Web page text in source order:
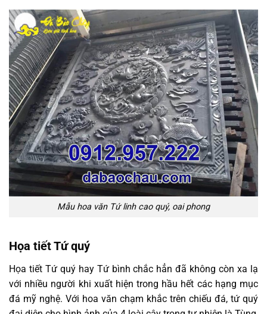
Mẫu hoa văn Tứ linh cao quý, oai phong
Họa tiết Tứ quý
Họa tiết Tứ quý hay Tứ bình chắc hẳn đã không còn xa lạ
với nhiều người khi xuất hiện trong hầu hết các hạng mục
đá mỹ nghệ. Với hoa văn chạm khắc trên chiếu đá, tứ quý